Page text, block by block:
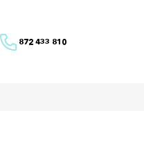
872 433 810